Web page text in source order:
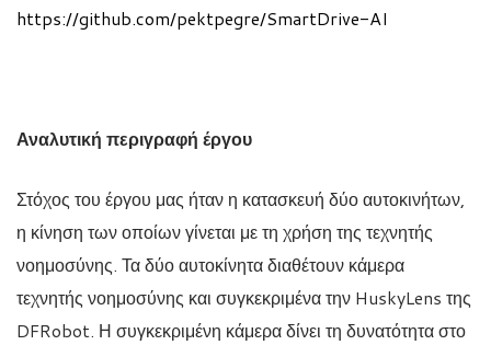
https://github.com/pektpegre/SmartDrive-AI
Αναλυτική περιγραφή έργου
Στόχος του έργου μας ήταν η κατασκευή δύο αυτοκινήτων,
η κίνηση των οποίων γίνεται με τη χρήση της τεχνητής
νοημοσύνης. Τα δύο αυτοκίνητα διαθέτουν κάμερα
τεχνητής νοημοσύνης και συγκεκριμένα την HuskyLens της
DFRobot. Η συγκεκριμένη κάμερα δίνει τη δυνατότητα στο